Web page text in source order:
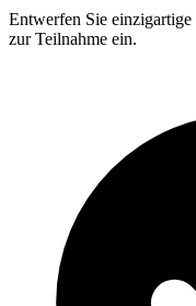
Entwerfen Sie
zur Teilnahme ein.